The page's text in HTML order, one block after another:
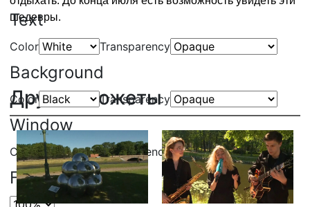
Text
Color Transparency
Background
Color Transparency
Window
Color Transparency
Font Size
шедевры.
Другие сюжеты